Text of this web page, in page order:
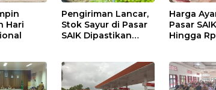
Hari
Pengiriman Lancar,
Stok Sayur di Pasar
SAIK Dipastikan
Harga
Pasar
Hingga